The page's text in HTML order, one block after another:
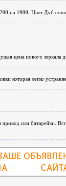
на 1900. Цвет Дуб
цена нового зеркала
которая легко
или батарейки.